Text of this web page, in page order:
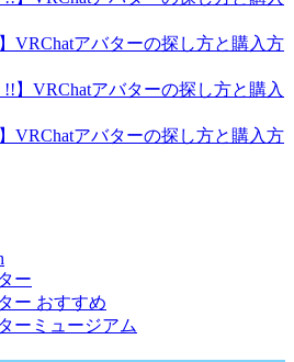
VRChatアバターの探し方と購入方
VRChatアバターの探し方と購入方
ー
ー おすすめ
ーミュージアム